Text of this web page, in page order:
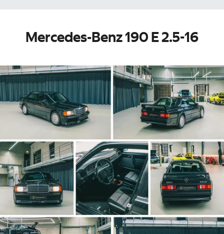
Mercedes-Benz 190 E 2.5-16